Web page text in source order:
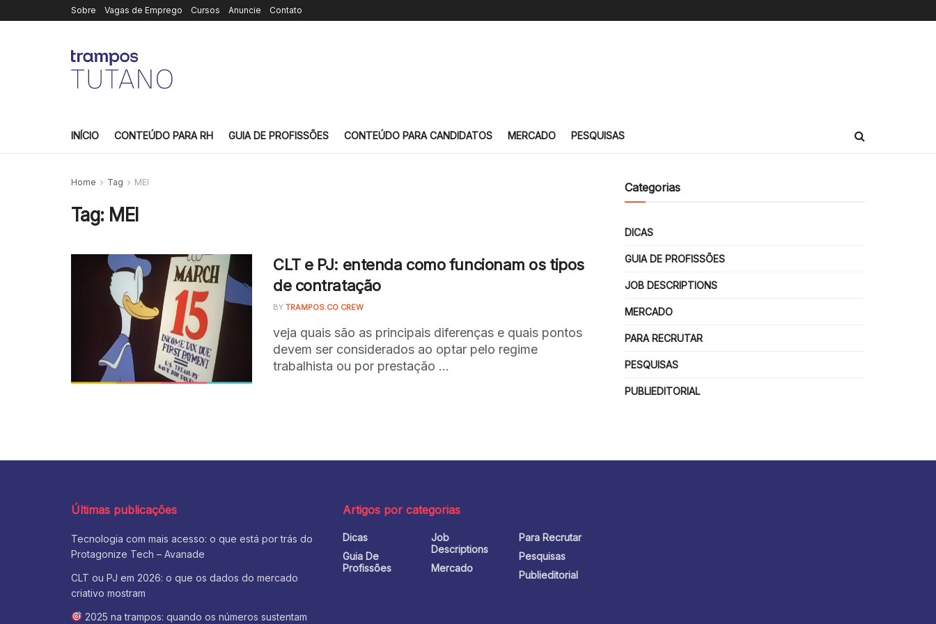
Sobre Vagas de Emprego Cursos Anuncie Contato
INÍCIO CONTEÚDO PARA RH GUIA DE PROFISSÕES CONTEÚDO PARA CANDIDATOS MERCADO PESQUISAS
Home Tag MEI
Tag: MEI
CLT e PJ: entenda como funcionam os tipos
de contratação
BY TRAMPOS.CO CREW
veja quais são as principais diferenças e quais pontos
devem ser considerados ao optar pelo regime
trabalhista ou por prestação ...
Categorias
DICAS
GUIA DE PROFISSÕES
JOB DESCRIPTIONS
MERCADO
PARA RECRUTAR
PESQUISAS
PUBLIEDITORIAL
Últimas publicações
Tecnologia com mais acesso: o que está por trás do
Protagonize Tech – Avanade
CLT ou PJ em 2026: o que os dados do mercado
criativo mostram
2025 na trampos: quando os números sustentam
Artigos por categorias
Dicas
Guia De
Profissões
Job
Descriptions
Mercado
Para Recrutar
Pesquisas
Publieditorial